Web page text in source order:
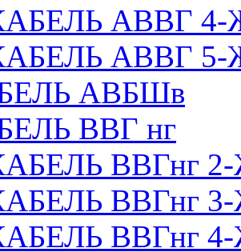
АВВГ
АВВГ
АВБШв
ВВГ нг
ВВГнг
ВВГнг
ВВГнг